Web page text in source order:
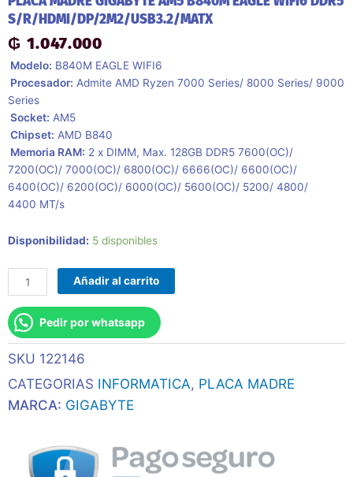
S/R/HDMI/DP/2M2/USB3.2/MATX
₲ 1.047.000
 Modelo: B840M EAGLE WIFI6
 Procesador: Admite AMD Ryzen 7000 Series/ 8000 Series/ 9000
Series
 Socket: AM5
 Chipset: AMD B840
 Memoria RAM: 2 x DIMM, Max. 128GB DDR5 7600(OC)/
7200(OC)/ 7000(OC)/ 6800(OC)/ 6666(OC)/ 6600(OC)/
6400(OC)/ 6200(OC)/ 6000(OC)/ 5600(OC)/ 5200/ 4800/
4400 MT/s
Disponibilidad: 5 disponibles
Placa
Am5
B840m
Eagle
Wifi6
Ddr5
S/R/Hdmi/Dp/2m2/Usb3.2/Matx
Añadir al carrito
Pedir por whatsapp
SKU 122146
CATEGORIAS INFORMATICA, PLACA MADRE
MARCA: GIGABYTE